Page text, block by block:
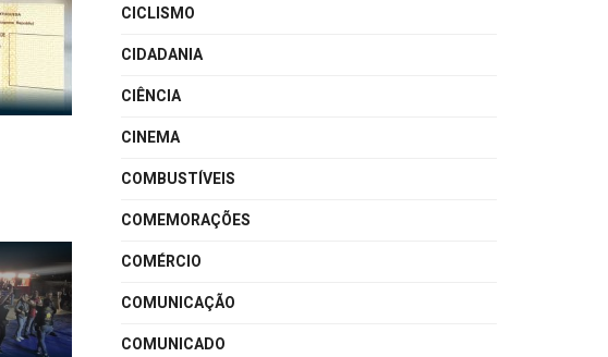
CICLISMO
CIDADANIA
CIÊNCIA
CINEMA
COMBUSTÍVEIS
COMEMORAÇÕES
COMÉRCIO
COMUNICAÇÃO
COMUNICADO